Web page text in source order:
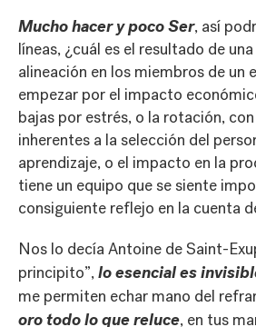
Mucho hacer y poco Ser, así
líneas, ¿cuál es el resultado de
alineación en los miembros de un
empezar por el impacto
bajas por estrés, o la rotación,
inherentes a la selección del
aprendizaje, o el impacto en la
tiene un equipo que se siente
consiguiente reflejo en la cuenta
Nos lo decía Antoine de Saint-
principito”,lo esencial es
me permiten echar mano del
oro todo lo que reluce, en tus